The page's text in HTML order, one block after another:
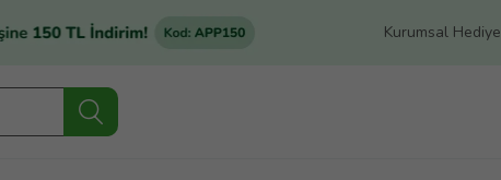
Kurumsal Hediye